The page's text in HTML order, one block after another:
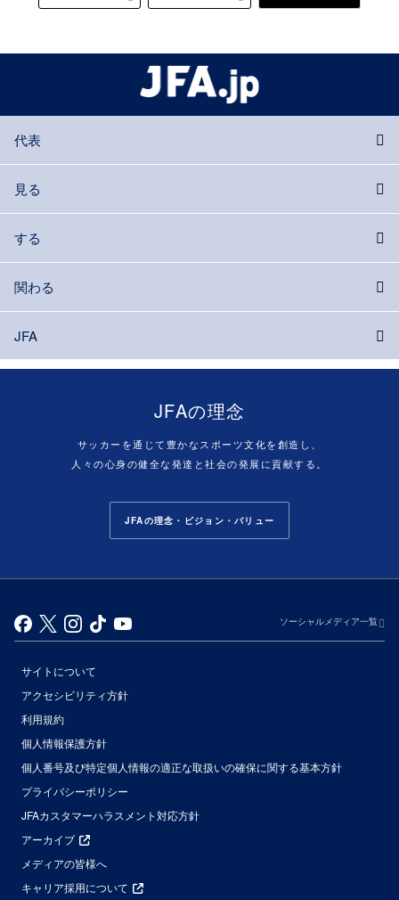
代表
見る
する
関わる
JFA
JFAの理念
サッカーを通じて豊かなスポーツ文化を創造し、
人々の心身の健全な発達と社会の発展に貢献する。
JFAの理念・ビジョン・バリュー
ソーシャルメディア一覧
サイトについて
アクセシビリティ方針
利用規約
個人情報保護方針
個人番号及び特定個人情報の適正な取扱いの確保に関する基本方針
プライバシーポリシー
JFAカスタマーハラスメント対応方針
アーカイブ
メディアの皆様へ
キャリア採用について